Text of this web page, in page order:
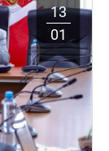
13
01